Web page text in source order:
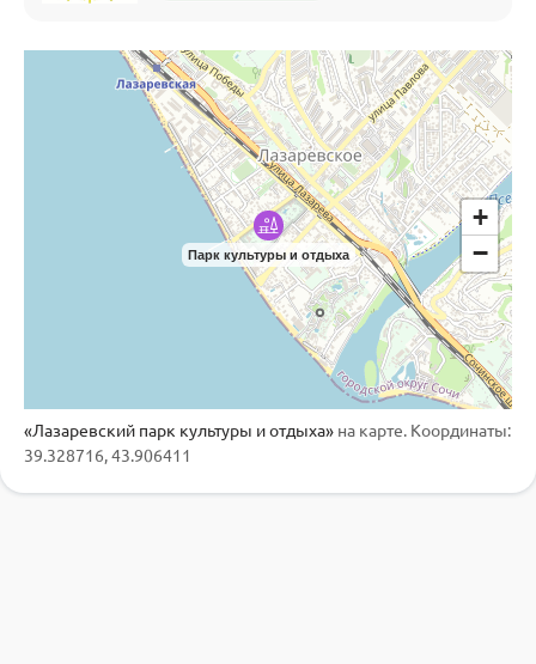
Парк культуры и отдыха
+
−
«Лазаревский парк культуры и отдыха» на карте. Координаты:
39.328716, 43.906411